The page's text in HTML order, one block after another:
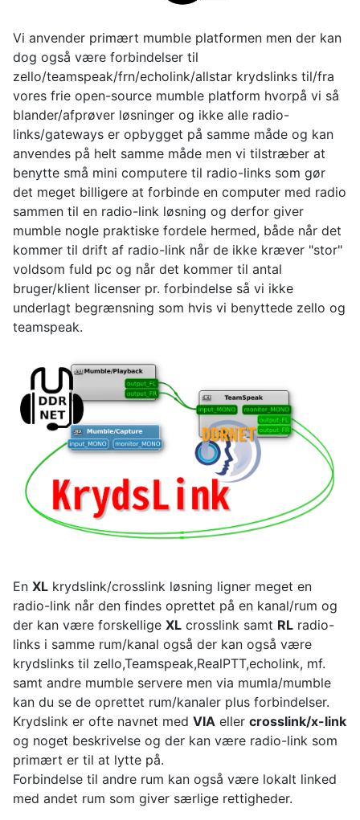
Vi anvender primært mumble platformen men der kan
dog også være forbindelser til
zello/teamspeak/frn/echolink/allstar krydslinks til/fra
vores frie open-source mumble platform hvorpå vi så
blander/afprøver løsninger og ikke alle radio-
links/gateways er opbygget på samme måde og kan
anvendes på helt samme måde men vi tilstræber at
benytte små mini computere til radio-links som gør
det meget billigere at forbinde en computer med radio
sammen til en radio-link løsning og derfor giver
mumble nogle praktiske fordele hermed, både når det
kommer til drift af radio-link når de ikke kræver "stor"
voldsom fuld pc og når det kommer til antal
bruger/klient licenser pr. forbindelse så vi ikke
underlagt begrænsning som hvis vi benyttede zello og
teamspeak.
En XL krydslink/crosslink løsning ligner meget en
radio-link når den findes oprettet på en kanal/rum og
der kan være forskellige XL crosslink samt RL radio-
links i samme rum/kanal også der kan også være
krydslinks til zello,Teamspeak,RealPTT,echolink, mf.
samt andre mumble servere men via mumla/mumble
kan du se de oprettet rum/kanaler plus forbindelser.
Krydslink er ofte navnet med VIA eller crosslink/x-link
og noget beskrivelse og der kan være radio-link som
primært er til at lytte på.
Forbindelse til andre rum kan også være lokalt linked
med andet rum som giver særlige rettigheder.